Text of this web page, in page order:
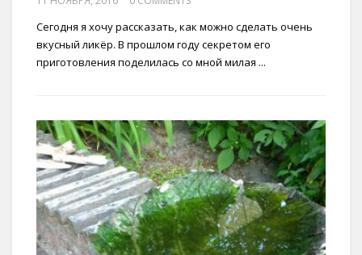
Сегодня я хочу рассказать, как можно сделать очень
вкусный ликёр. В прошлом году секретом его
приготовления поделилась со мной милая ...